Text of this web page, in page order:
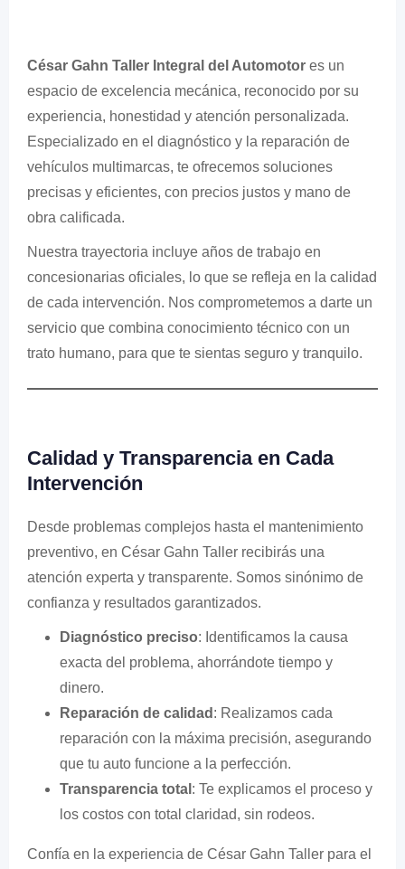
César Gahn Taller Integral del Automotor es un
espacio de excelencia mecánica, reconocido por su
experiencia, honestidad y atención personalizada.
Especializado en el diagnóstico y la reparación de
vehículos multimarcas, te ofrecemos soluciones
precisas y eficientes, con precios justos y mano de
obra calificada.
Nuestra trayectoria incluye años de trabajo en
concesionarias oficiales, lo que se refleja en la calidad
de cada intervención. Nos comprometemos a darte un
servicio que combina conocimiento técnico con un
trato humano, para que te sientas seguro y tranquilo.
Calidad y Transparencia en Cada
Intervención
Desde problemas complejos hasta el mantenimiento
preventivo, en César Gahn Taller recibirás una
atención experta y transparente. Somos sinónimo de
confianza y resultados garantizados.
Diagnóstico preciso: Identificamos la causa
exacta del problema, ahorrándote tiempo y
dinero.
Reparación de calidad : Realizamos cada
reparación con la máxima precisión, asegurando
que tu auto funcione a la perfección.
Transparencia total : Te explicamos el proceso y
los costos con total claridad, sin rodeos.
Confía en la experiencia de César Gahn Taller para el